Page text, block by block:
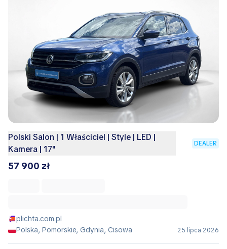
Polski Salon | 1 Właściciel | Style | LED |
Kamera | 17''
DEALER
57 900 zł
plichta.com.pl
Polska, Pomorskie, Gdynia, Cisowa
25 lipca 2026